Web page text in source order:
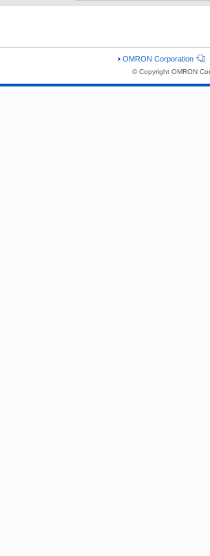
OMRON Corporation
© Copyright OMRON